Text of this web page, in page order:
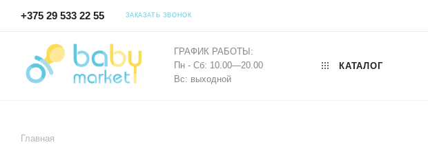
+375 29 533 22 55 ЗАКАЗАТЬ ЗВОНОК
ГРАФИК РАБОТЫ:
Пн - Сб: 10.00—20.00
Вс: выходной
КАТАЛОГ
Главная